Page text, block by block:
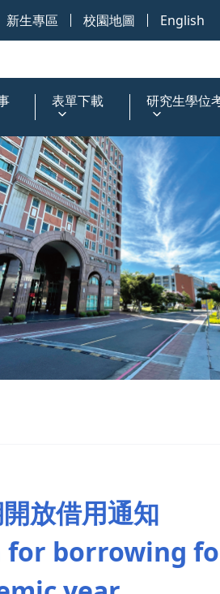
新生專區 校園地圖 English
表單下載 研究生學位
放借用通知
for borrowing